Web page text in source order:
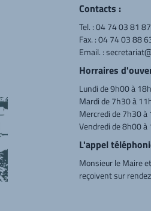
Contacts :
Tel. :04 74 03 81 87
Fax. : 04 74 03 88
Email. :
Horraires
Lundi de 9h00 à
Mardi de 7h30 à
Mercredi de 7h30
Vendredi de 8h00
L'appel
Monsieur le Maire
reçoivent sur